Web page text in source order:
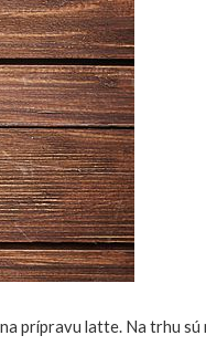
prípravu latte. Na trhu sú